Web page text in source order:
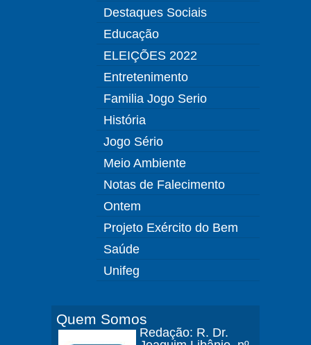
Destaques Sociais
Educação
ELEIÇÕES 2022
Entretenimento
Familia Jogo Serio
História
Jogo Sério
Meio Ambiente
Notas de Falecimento
Ontem
Projeto Exército do Bem
Saúde
Unifeg
Quem Somos
Redação: R. Dr.